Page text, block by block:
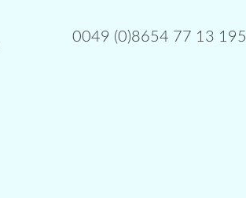
0049 (0)8654 77 13 195